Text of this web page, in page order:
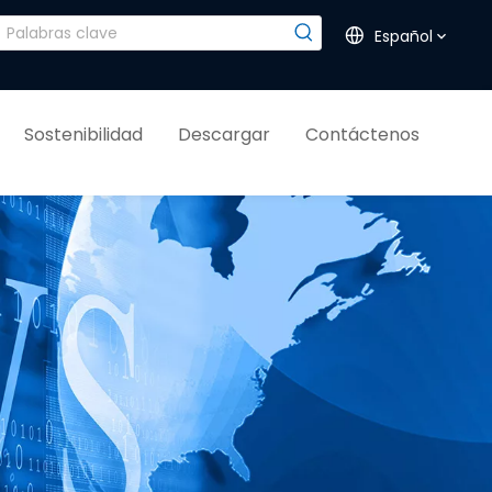
Español
Sostenibilidad Descargar Contáctenos